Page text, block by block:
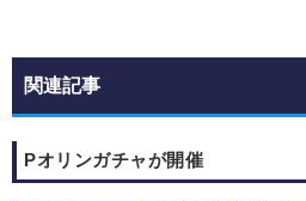
関連記事
Pオリンガチャが開催